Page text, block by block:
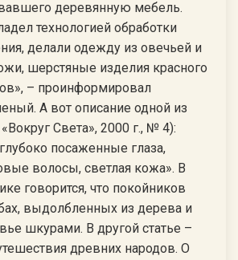
деревянную мебель.
технологией обработки
делали одежду из овечьей и
шерстяные изделия красного
– проинформировал
А вот описание одной из
Света», 2000 г., № 4):
посаженные глаза,
волосы, светлая кожа». В
говорится, что покойников
выдолбленных из дерева и
шкурами. В другой статье –
древних народов. О